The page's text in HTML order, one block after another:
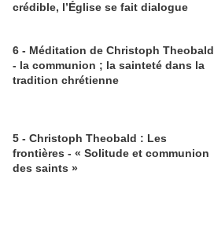
crédible, l’Église se fait dialogue
6 - Méditation de Christoph Theobald
- la communion ; la sainteté dans la
tradition chrétienne
5 - Christoph Theobald : Les
frontières - « Solitude et communion
des saints »